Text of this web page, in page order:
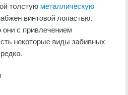
толстую металлическую
винтовой лопастью.
с привлечением
некоторые виды забивных